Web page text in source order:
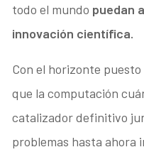
todo el mundo puedan
innovación científica.
Con el horizonte
que la computación
catalizador definitivo
problemas hasta ahora